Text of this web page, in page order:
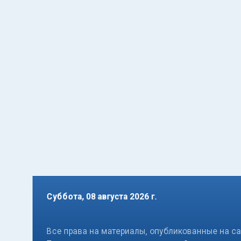
Суббота, 08 августа 2026 г.
Все права на материалы, опубликованные на